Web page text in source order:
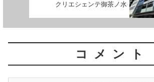
クリエシェンテ御茶ノ水
コメント